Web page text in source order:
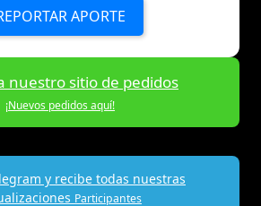
APORTE
nuestro sitio de pedidos
¡Nuevos pedidos aquí!
y recibe todas nuestras
Participantes